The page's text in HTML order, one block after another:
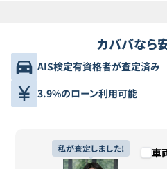
カババなら
AIS検定有資格者が査定済み
3.9%のローン利用可能
私が査定しました!
車